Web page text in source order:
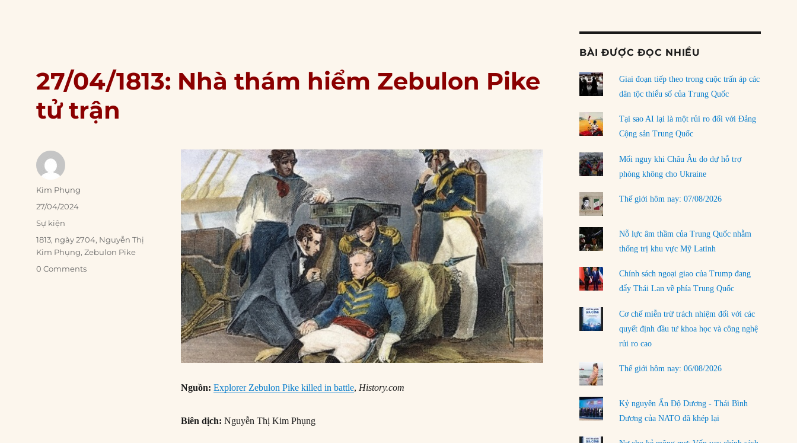
27/04/1813: Nhà thám hiểm Zebulon Pike
tử trận
Nguồn: Explorer Zebulon Pike killed in battle, History.com
Biên dịch:Nguyễn Thị Kim Phụng
Author
Kim Phụng
Posted
27/04/2024
Categories
Sự kiện
Tags
1813, ngày 2704, Nguyễn Thị
Kim Phụng,Zebulon Pike
0 Comments
Ngoại trưởng Nhật Bản?
Dương
03/08/2026
Đặt cược vào thất bại: Các quỹ đầu tư mạo
hiểm quốc gia và khía cạnh chính trị của vốn
02/08/2026
Làm thế nào để kết thúc Chiến tranh Iran?
01/08/2026
Chiến lược kế tiếp của Bắc Kinh ở Biển Đông
31/07/2026
LOAD MORE
BÀI ĐƯỢC ĐỌC NHIỀU
Giai đoạn tiếp theo trong cuộc trấn áp các
dân tộc thiểu số của Trung Quốc
Tại sao AI lại là một rủi ro đối với Đảng
Cộng sản Trung Quốc
Mối nguy khi Châu Âu do dự hỗ trợ
phòng không cho Ukraine
Thế giới hôm nay: 07/08/2026
Nỗ lực âm thầm của Trung Quốc nhằm
thống trị khu vực Mỹ Latinh
Chính sách ngoại giao của Trump đang
đẩy Thái Lan về phía Trung Quốc
Cơ chế miễn trừ trách nhiệm đối với các
quyết định đầu tư khoa học và công nghệ
rủi ro cao
Thế giới hôm nay: 06/08/2026
Kỷ nguyên Ấn Độ Dương - Thái Bình
Dương của NATO đã khép lại